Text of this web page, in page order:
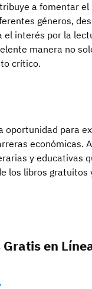
a fomentar
géneros,
interés por la
manera no
crítico.
oportunidad para
económicas.
y educativas
los libros
en